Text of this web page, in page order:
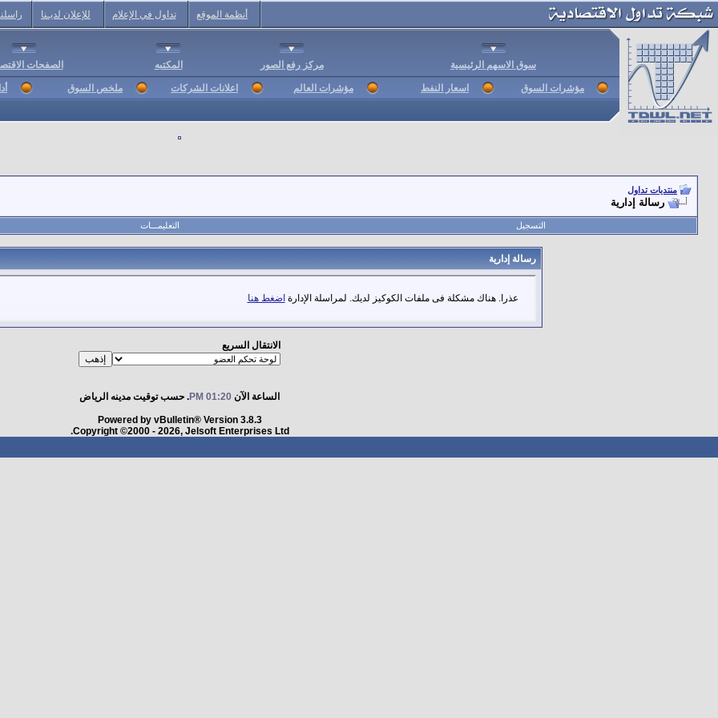
أنظمة الموقع تداول في الإعلام للإعلان لديـنا
سوق الاسهم الرئيسية مركز رفع الصور المكتبه الصفحات
مؤشرات السوق اسعار النفط مؤشرات العالم اعلانات الشركات ملخص السوق
منتديات تداول
رسالة إدارية
التسجيل التعليمـــات
رسالة إدارية
عذرا. هناك مشكلة فى ملفات الكوكيز لديك. لمراسلة الإدارة اضغط هنا
الانتقال السريع
الساعة الآن 01:20 PM . حسب توقيت مدينه الرياض
Powered by vBulletin® Version 3.8.3
Copyright ©2000 - 2026, Jelsoft Enterprises Ltd.